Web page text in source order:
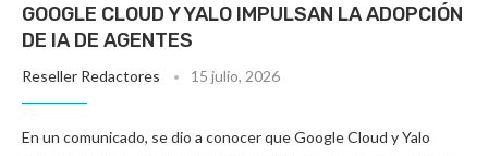
GOOGLE CLOUD Y YALO IMPULSAN LA ADOPCIÓN
DE IA DE AGENTES
Reseller Redactores 15 julio, 2026
En un comunicado, se dio a conocer que Google Cloud y Yalo